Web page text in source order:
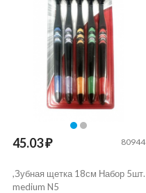
45.03 ₽ 80944
,Зубная щетка 18см Набор 5шт.
medium N5